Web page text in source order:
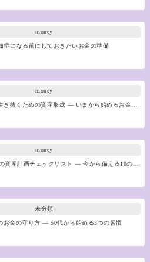
money
症になる前にしておきたいお金の準備
money
き抜くための資産形成 ― いまから始めるお金…
money
資産計画チェックリスト ― 今から備える10の…
未分類
お金の守り方 ― 50代から始める3つの習慣